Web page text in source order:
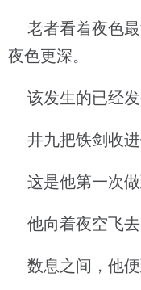
老者看着夜色最
夜色更深。
该发生的已经发
井九把铁剑收进
这是他第一次做
他向着夜空飞去
数息之间，他便